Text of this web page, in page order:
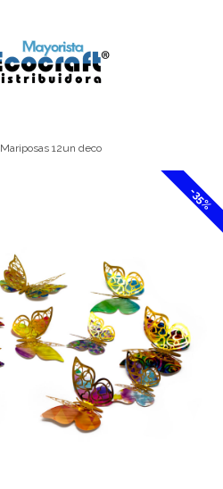
Mariposas 12un deco
-35%